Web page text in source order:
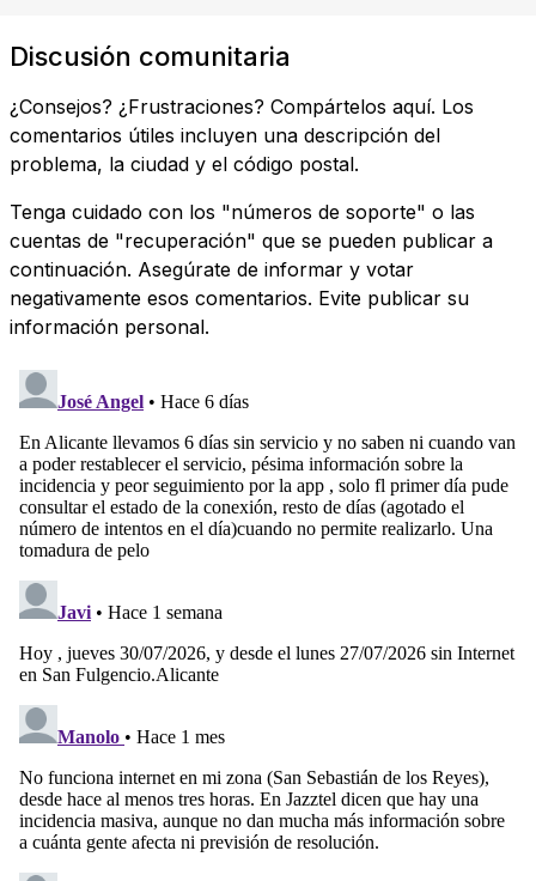
Discusión comunitaria
¿Consejos? ¿Frustraciones? Compártelos aquí. Los
comentarios útiles incluyen una descripción del
problema, la ciudad y el código postal.
Tenga cuidado con los "números de soporte" o las
cuentas de "recuperación" que se pueden publicar a
continuación. Asegúrate de informar y votar
negativamente esos comentarios. Evite publicar su
información personal.